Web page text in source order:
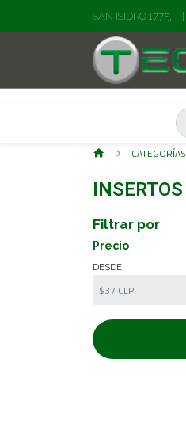
SAN ISIDRO 1775,
CATEGORÍAS
INSERTOS
Filtrar por
Precio
DESDE